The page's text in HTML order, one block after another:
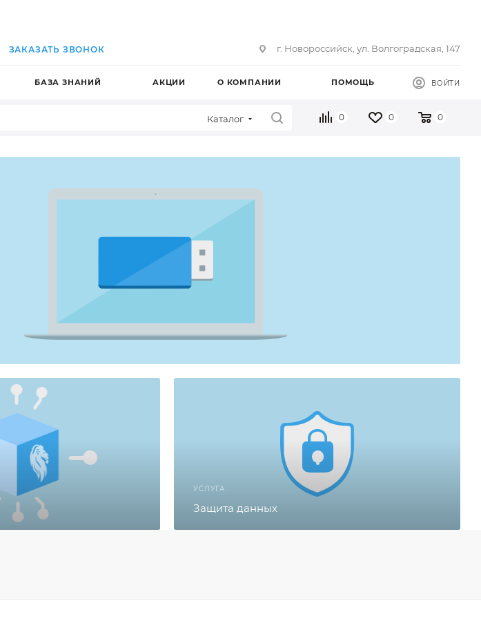
ЗАКАЗАТЬ ЗВОНОК г. Новороссийск, ул. Волгоградская, 147
БАЗА ЗНАНИЙ АКЦИИ О КОМПАНИИ ПОМОЩЬ ВОЙТИ
0 0 0
Каталог
УСЛУГА
Защита данных